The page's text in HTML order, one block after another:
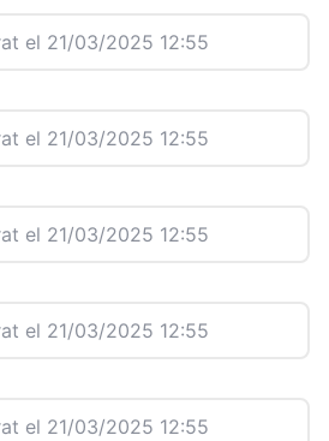
el 21/03/2025 12:55
el 21/03/2025 12:55
el 21/03/2025 12:55
el 21/03/2025 12:55
el 21/03/2025 12:55